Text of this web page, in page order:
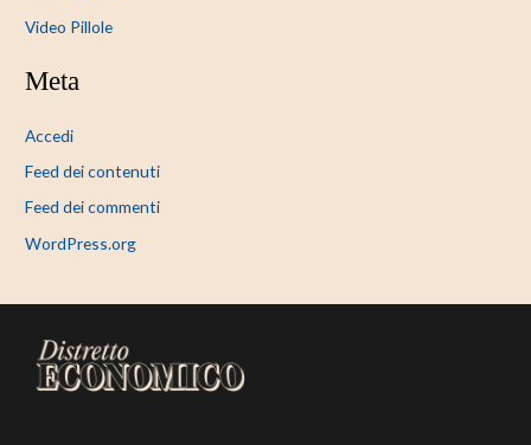
Video Pillole
Meta
Accedi
Feed dei contenuti
Feed dei commenti
WordPress.org